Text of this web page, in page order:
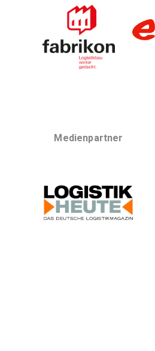
Medienpartner